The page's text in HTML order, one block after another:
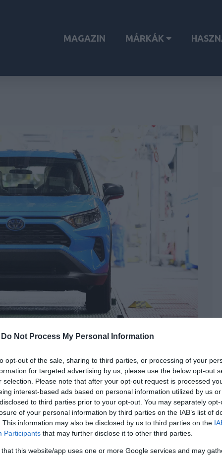
Do Not Process My Personal Information
opt-out of the sale, sharing to third parties, or processing of your
for targeted advertising by us, please use the below opt-out
selection. Please note that after your opt-out request is processed
interest-based ads based on personal information utilized by us
to third parties prior to your opt-out. You may separately
of your personal information by third parties on the IAB’s list of
This information may also be disclosed by us to third parties on the
Participants that may further disclose it to other third parties.
that this website/app uses one or more Google services and may
MAGAZIN MÁRKÁK
le Japánban,
,gyárleállás,Toyota
tartania a japán Toyota
hiba okozott galibát, most pedig
kellett hat gyárban szüneteltetni a munkát.